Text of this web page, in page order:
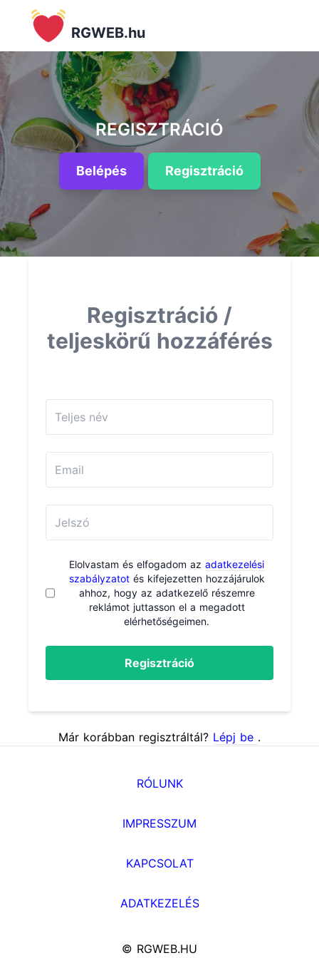
RGWEB.hu
REGISZTRÁCIÓ
Belépés Regisztráció
Regisztráció /
teljeskörű hozzáférés
Elolvastam és elfogadom azadatkezelési
szabályzatotés kifejezetten hozzájárulok
ahhoz, hogy az adatkezelő részemre
reklámot juttasson el a megadott
elérhetőségeimen.
Regisztráció
Már korábban regisztráltál? Lépj be .
RÓLUNK
IMPRESSZUM
KAPCSOLAT
ADATKEZELÉS
© RGWEB.HU